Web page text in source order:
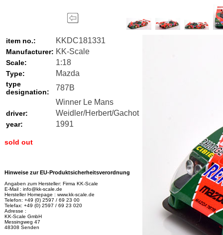
item no.: KKDC181331
Manufacturer: KK-Scale
Scale: 1:18
Type: Mazda
type
designation:
787B
Winner Le Mans
driver: Weidler/Herbert/Gachot
year: 1991
sold out
Hinweise zur EU-Produktsicherheitsverordnung
Angaben zum Hersteller: Firma KK-Scale
E-Mail : info@kk-scale.de
Hersteller Homepage : www.kk-scale.de
Telefon: +49 (0) 2597 / 69 23 00
Telefax: +49 (0) 2597 / 69 23 020
Adresse :
KK-Scale GmbH
Messingweg 47
48308 Senden